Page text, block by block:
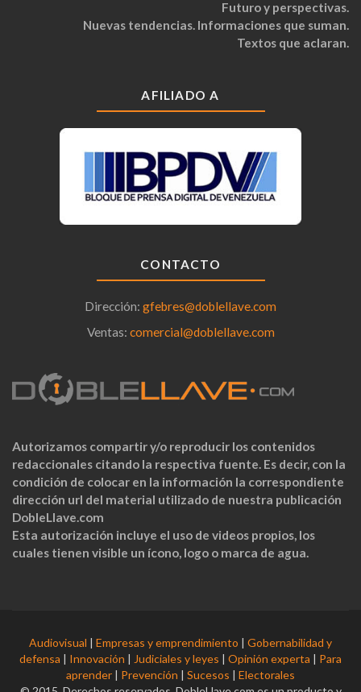
Futuro y perspectivas.
Nuevas tendencias. Informaciones que suman.
Textos que aclaran.
AFILIADO A
CONTACTO
Dirección: gfebres@doblellave.com
Ventas: comercial@doblellave.com
Autorizamos compartir y/o reproducir los contenidos
redaccionales citando la respectiva fuente. Es decir, con la
condición de colocar en la información la correspondiente
dirección url del material utilizado de nuestra publicación
DobleLlave.com
Esta autorización incluye el uso de videos propios, los
cuales tienen visible un ícono, logo o marca de agua.
Audiovisual | Empresas y emprendimiento | Gobernabilidad y
defensa | Innovación | Judiciales y leyes | Opinión experta | Para
aprender | Prevención | Sucesos | Electorales